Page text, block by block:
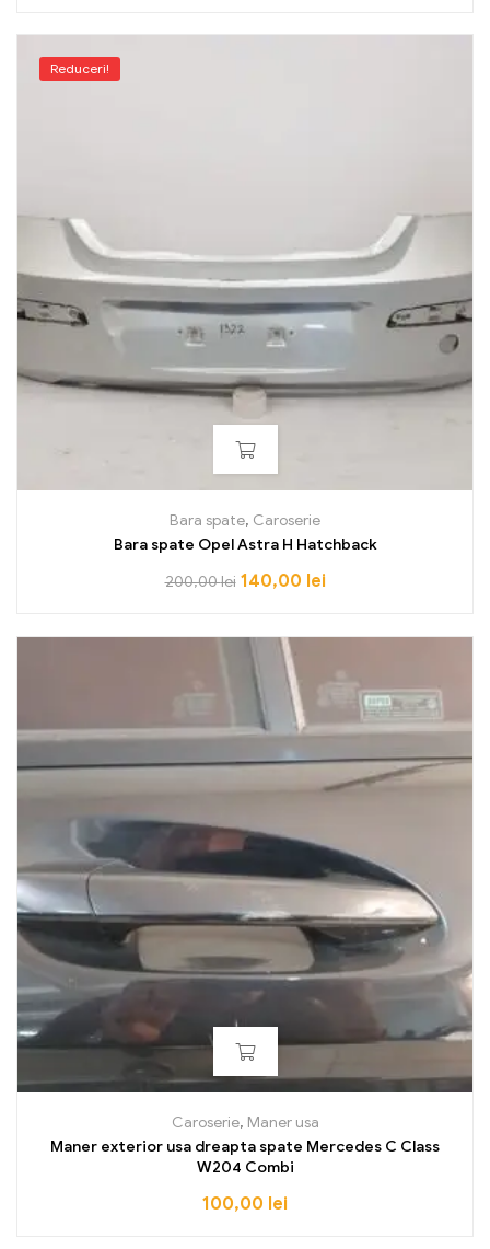
Reduceri!
Bara spate, Caroserie
Bara spate Opel Astra H Hatchback
200,00lei 140,00 lei
Caroserie, Maner usa
Maner exterior usa dreapta spate Mercedes C Class
W204 Combi
100,00 lei